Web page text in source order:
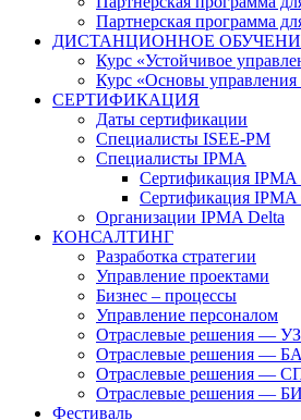
Партнерская программа
ДИСТАНЦИОННОЕ
Курс «Устойчивое
Курс «Основы
СЕРТИФИКАЦИЯ
Даты сертификации
Специалисты ISEE-PM
Специалисты IPMA
Сертификация IPMA
Сертификация IPMA
Организации IPMA Delta
КОНСАЛТИНГ
Разработка стратегии
Управление проектами
Бизнес – процессы
Управление персоналом
Отраслевые решения —
Отраслевые решения
Отраслевые решения —
Отраслевые решения —
Фестиваль